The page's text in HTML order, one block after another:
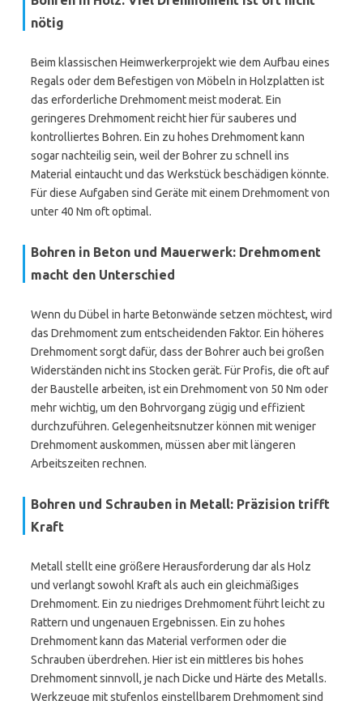
nötig
Beim klassischen Heimwerkerprojekt wie dem Aufbau eines
Regals oder dem Befestigen von Möbeln in Holzplatten ist
das erforderliche Drehmoment meist moderat. Ein
geringeres Drehmoment reicht hier für sauberes und
kontrolliertes Bohren. Ein zu hohes Drehmoment kann
sogar nachteilig sein, weil der Bohrer zu schnell ins
Material eintaucht und das Werkstück beschädigen könnte.
Für diese Aufgaben sind Geräte mit einem Drehmoment von
unter 40 Nm oft optimal.
Bohren in Beton und Mauerwerk: Drehmoment
macht den Unterschied
Wenn du Dübel in harte Betonwände setzen möchtest, wird
das Drehmoment zum entscheidenden Faktor. Ein höheres
Drehmoment sorgt dafür, dass der Bohrer auch bei großen
Widerständen nicht ins Stocken gerät. Für Profis, die oft auf
der Baustelle arbeiten, ist ein Drehmoment von 50 Nm oder
mehr wichtig, um den Bohrvorgang zügig und effizient
durchzuführen. Gelegenheitsnutzer können mit weniger
Drehmoment auskommen, müssen aber mit längeren
Arbeitszeiten rechnen.
Bohren und Schrauben in Metall: Präzision trifft
Kraft
Metall stellt eine größere Herausforderung dar als Holz
und verlangt sowohl Kraft als auch ein gleichmäßiges
Drehmoment. Ein zu niedriges Drehmoment führt leicht zu
Rattern und ungenauen Ergebnissen. Ein zu hohes
Drehmoment kann das Material verformen oder die
Schrauben überdrehen. Hier ist ein mittleres bis hohes
Drehmoment sinnvoll, je nach Dicke und Härte des Metalls.
Werkzeuge mit stufenlos einstellbarem Drehmoment sind